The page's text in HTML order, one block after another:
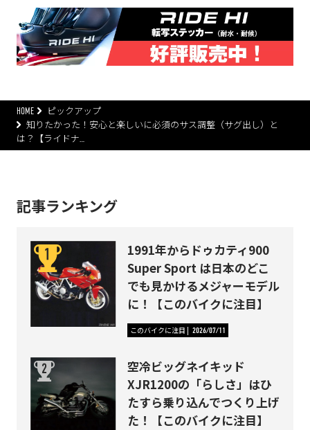
HOME
ピックアップ
知りたかった！安心と楽しいに必須のサス調整（サグ出し）と
は？【ライドナ…
記事ランキング
1991年からドゥカティ900
Super Sport は日本のどこ
でも見かけるメジャーモデル
に！【このバイクに注目】
このバイクに注目 2026/07/11
空冷ビッグネイキッド
XJR1200の「らしさ」はひ
たすら乗り込んでつくり上げ
た！【このバイクに注目】